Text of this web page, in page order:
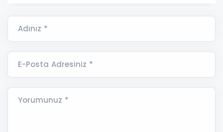
Adınız *
E-Posta Adresiniz *
Yorumunuz *